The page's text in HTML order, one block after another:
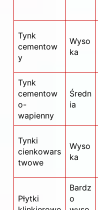
Tynk
cementow
y
Wyso
ka
Tynk
cementow
o-
wapienny
Średn
ia
Tynki
cienkowars
twowe
Wyso
ka
Płytki
Bardz
o